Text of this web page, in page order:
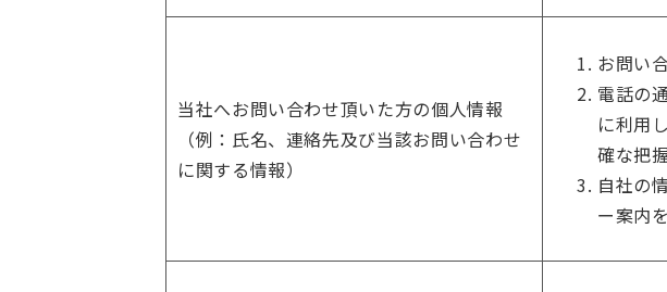
当社へお問い合わせ頂いた方の個人情報
（例：氏名、連絡先及び当該お問い合わせ
に関する情報）
お問い
電話の
に利用
確な把
自社の
ー案内